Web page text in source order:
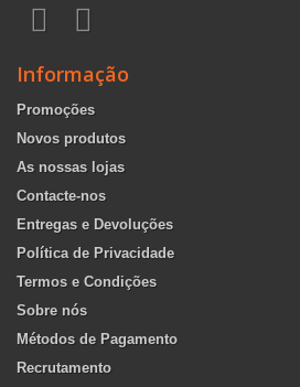
Informação
Promoções
Novos produtos
As nossas lojas
Contacte-nos
Entregas e Devoluções
Política de Privacidade
Termos e Condições
Sobre nós
Métodos de Pagamento
Recrutamento